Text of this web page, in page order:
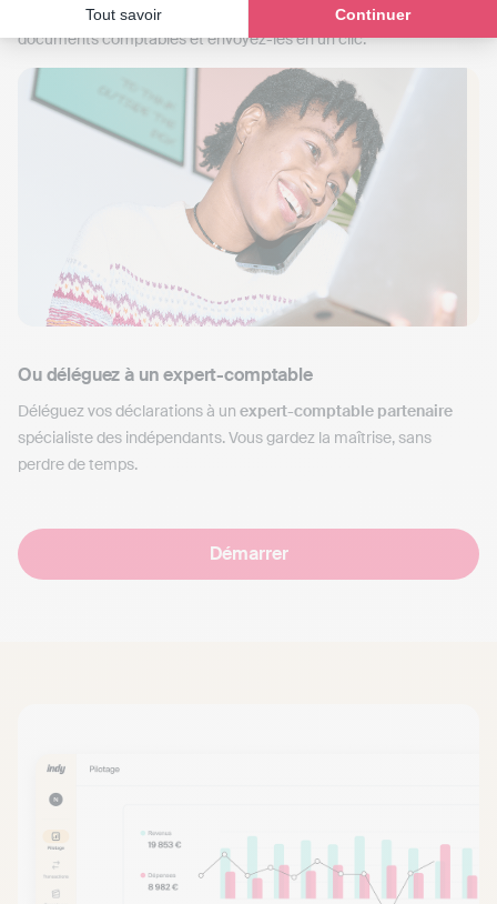
Tout savoir Continuer
Laissez-vous guider étape par étape pour produire tous vos
documents comptables et envoyez-les en un clic.
Ou déléguez à un expert-comptable
Déléguez vos déclarations à un expert-comptable partenaire
spécialiste des indépendants. Vous gardez la maîtrise, sans
perdre de temps.
Démarrer